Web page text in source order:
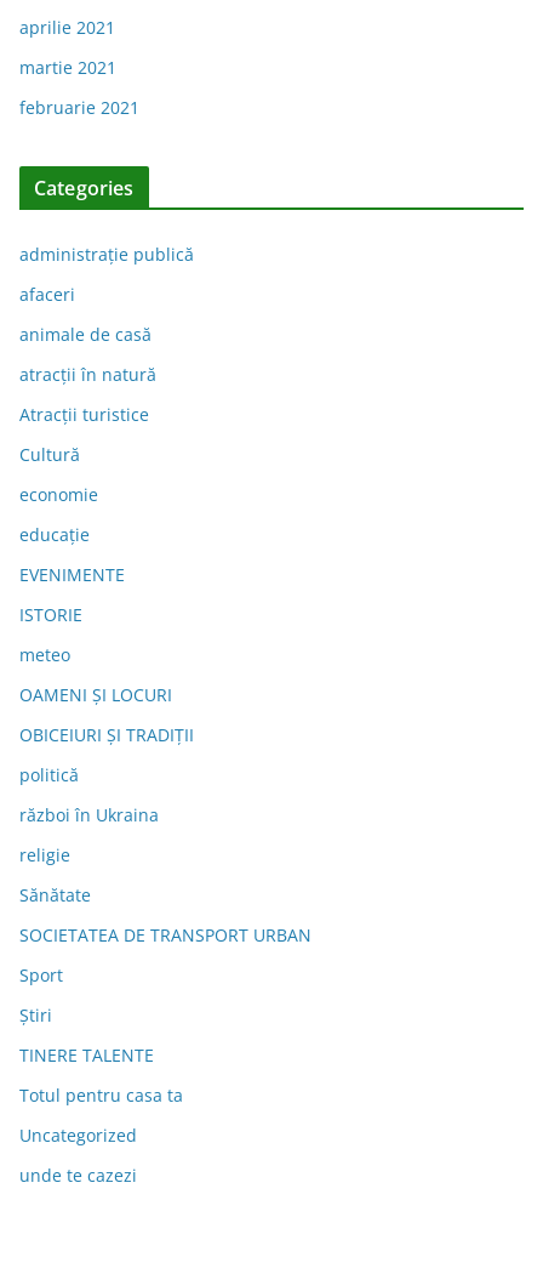
aprilie 2021
martie 2021
februarie 2021
Categories
administraţie publică
afaceri
animale de casă
atracții în natură
Atracții turistice
Cultură
economie
educație
EVENIMENTE
ISTORIE
meteo
OAMENI ȘI LOCURI
OBICEIURI ȘI TRADIȚII
politică
război în Ukraina
religie
Sănătate
SOCIETATEA DE TRANSPORT URBAN
Sport
Știri
TINERE TALENTE
Totul pentru casa ta
Uncategorized
unde te cazezi